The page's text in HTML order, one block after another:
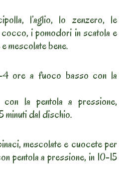
l’aglio, lo zenzero, le
i pomodori in scatola e
mescolate bene.
ore a fuoco basso con la
la pentola a pressione,
dal dischio.
mescolate e cuocete per
pentola a pressione, in 10-15